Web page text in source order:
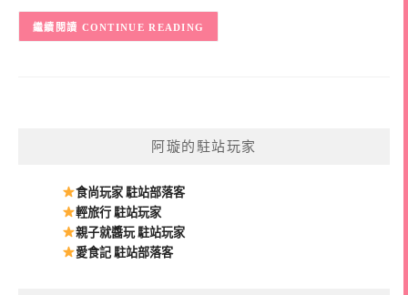
CONTINUE READING
阿璇的駐站玩家
食尚玩家 駐站部落客
輕旅行 駐站玩家
親子就醬玩 駐站玩家
愛食記 駐站部落客